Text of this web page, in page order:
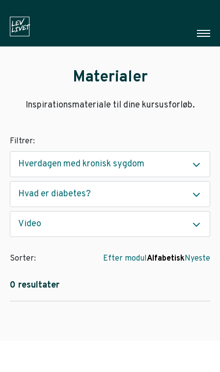
Materialer
Inspirationsmateriale til dine kursusforløb.
Filtrer:
Hverdagen med kronisk sygdom
Hvad er diabetes?
Video
0 resultater
Sorter: Efter modulAlfabetiskNyeste